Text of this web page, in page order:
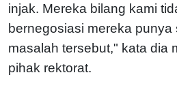
injak. Mereka bilang kami
bernegosiasi mereka punya
masalah tersebut," kata dia
pihak rektorat.